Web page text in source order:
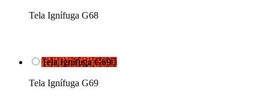
Tela Ignífuga G68
Tela Ignífuga G69
Tela Ignífuga G69